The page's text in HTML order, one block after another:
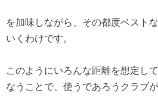
を加味しながら、その都度ベスト
いくわけです。
このようにいろんな距離を想定し
なうことで、使うであろうクラブ